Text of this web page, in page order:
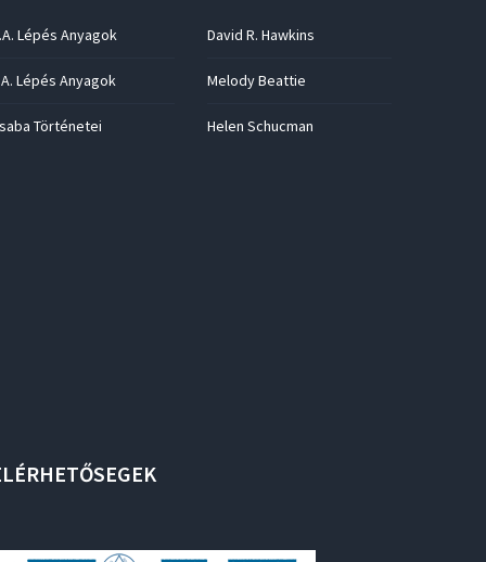
Lépés Anyagok
Lépés Anyagok
Történetei
David R. Hawkins
Melody Beattie
Helen Schucman